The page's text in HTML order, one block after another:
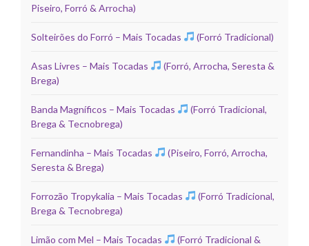
Piseiro, Forró & Arrocha)
Solteirões do Forró – Mais Tocadas (Forró Tradicional)
Asas Livres – Mais Tocadas
(Forró, Arrocha, Seresta &
Brega)
Banda Magníficos – Mais Tocadas
(Forró Tradicional,
Brega & Tecnobrega)
Fernandinha – Mais Tocadas
(Piseiro, Forró, Arrocha,
Seresta & Brega)
Forrozão Tropykalia – Mais Tocadas
(Forró Tradicional,
Brega & Tecnobrega)
Limão com Mel – Mais Tocadas
(Forró Tradicional &